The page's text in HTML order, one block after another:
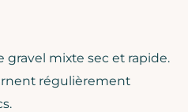
gravel mixte sec et rapide.
régulièrement